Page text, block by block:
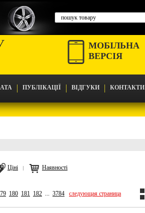
МОБІЛЬНА
ВЕРСІЯ
ПУБЛІКАЦІЇ ВІДГУКИ КОНТАКТИ
Ціні Наявності
180 181 182 ... 3784 следующая страница